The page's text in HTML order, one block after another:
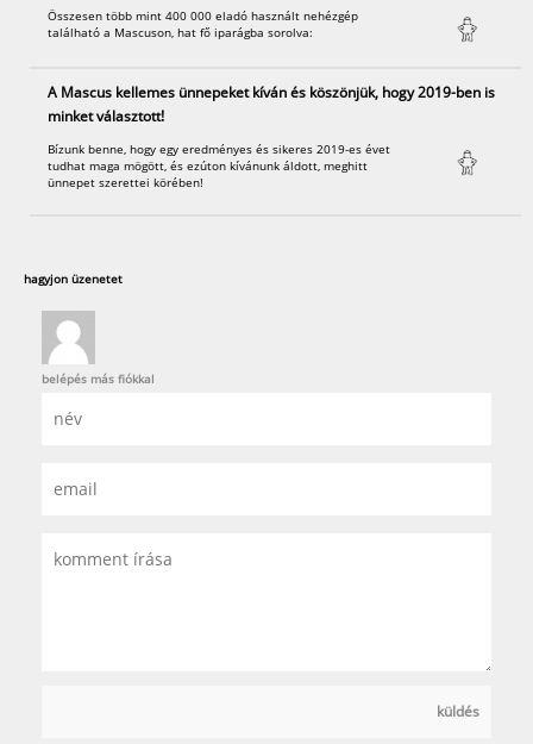
Összesen több mint 400 000 eladó használt nehézgép
található a Mascuson, hat fő iparágba sorolva:
A Mascus kellemes ünnepeket kíván és köszönjük, hogy 2019-ben is
minket választott!
Bízunk benne, hogy egy eredményes és sikeres 2019-es évet
tudhat maga mögött, és ezúton kívánunk áldott, meghitt
ünnepet szerettei körében!
hagyjon üzenetet
belépés más fiókkal